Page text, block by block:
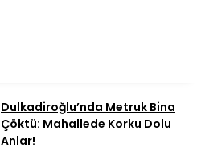
Dulkadiroğlu’nda Metruk Bina
Çöktü: Mahallede Korku Dolu
Anlar!